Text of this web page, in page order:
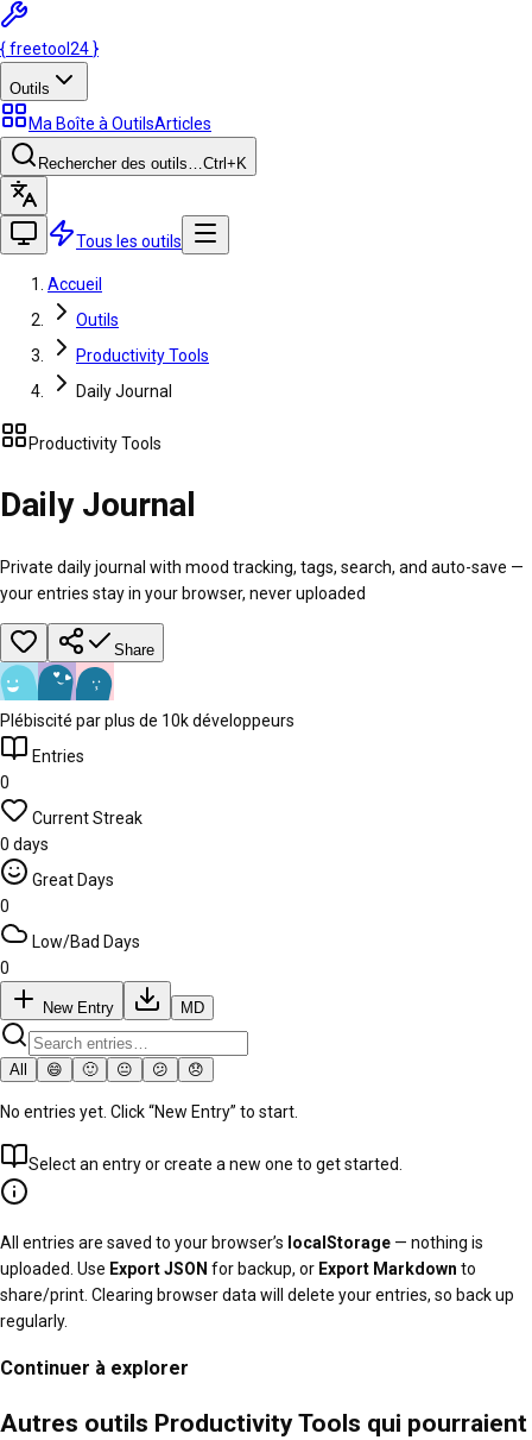
{freetool 24 }
Outils
Ma Boîte à OutilsArticles
Rechercher des outils…Ctrl +K
Tous les outils
Accueil
Outils
Productivity Tools
Daily Journal
Productivity Tools
Daily Journal
Private daily journal with mood tracking, tags, search, and auto-save —
your entries stay in your browser, never uploaded
Share
Plébiscité par plus de 10k développeurs
Entries
0
Current Streak
0 days
Great Days
0
Low/Bad Days
0
New Entry MD
All 😄 🙂 😐 😕 😞
No entries yet. Click “New Entry” to start.
Select an entry or create a new one to get started.
All entries are saved to your browser’s localStorage — nothing is
uploaded. Use Export JSON for backup, or Export Markdown to
share/print. Clearing browser data will delete your entries, so back up
regularly.
Continuer à explorer
Autres outils Productivity Tools qui pourraient